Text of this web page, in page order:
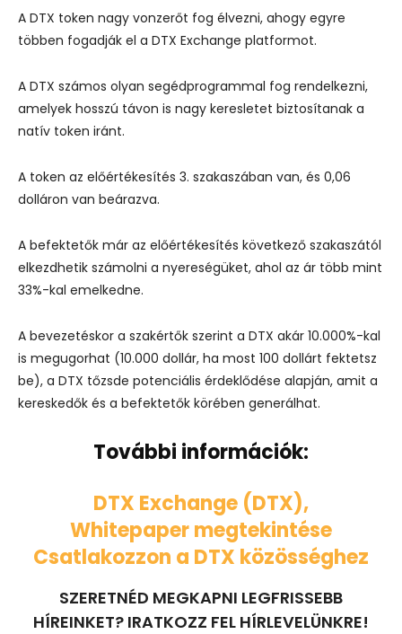
A DTX token nagy vonzerőt fog élvezni, ahogy egyre
többen fogadják el a DTX Exchange platformot.
A DTX számos olyan segédprogrammal fog rendelkezni,
amelyek hosszú távon is nagy keresletet biztosítanak a
natív token iránt.
A token az előértékesítés 3. szakaszában van, és 0,06
dolláron van beárazva.
A befektetők már az előértékesítés következő szakaszától
elkezdhetik számolni a nyereségüket, ahol az ár több mint
33%-kal emelkedne.
A bevezetéskor a szakértők szerint a DTX akár 10.000%-kal
is megugorhat (10.000 dollár, ha most 100 dollárt fektetsz
be), a DTX tőzsde potenciális érdeklődése alapján, amit a
kereskedők és a befektetők körében generálhat.
További információk:
DTX Exchange (DTX),
Whitepaper megtekintése
Csatlakozzon a DTX közösséghez
SZERETNÉD MEGKAPNI LEGFRISSEBB
HÍREINKET? IRATKOZZ FEL HÍRLEVELÜNKRE!